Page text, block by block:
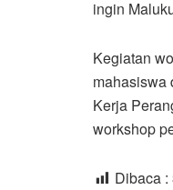
ingin
Kegiatan
mahasiswa
Kerja
workshop
Dibaca :